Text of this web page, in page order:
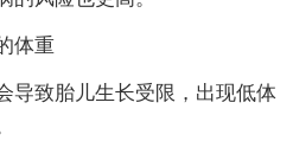
体重
导致胎儿生长受限，出现低体